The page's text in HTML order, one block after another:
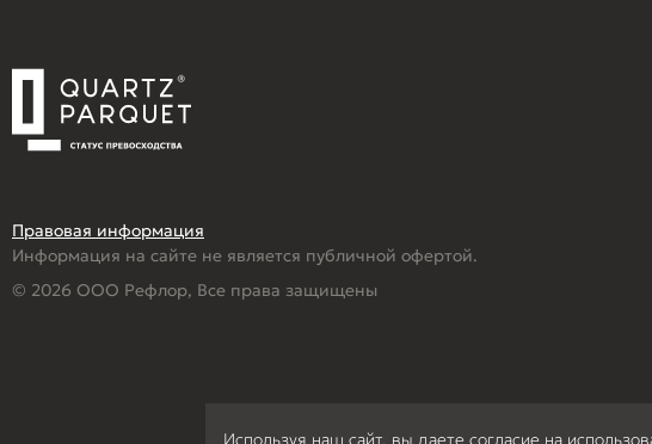
Правовая информация
Информация на сайте не является публичной офертой.
© 2026 ООО Рефлор, Все права защищены
Используя наш сайт, вы даете согласие на